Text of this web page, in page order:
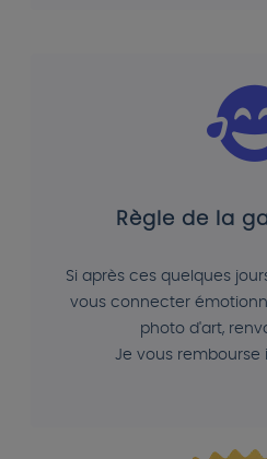
Règle de la
Si après ces quelques
vous connecter
photo d'art,
Je vous rembourse